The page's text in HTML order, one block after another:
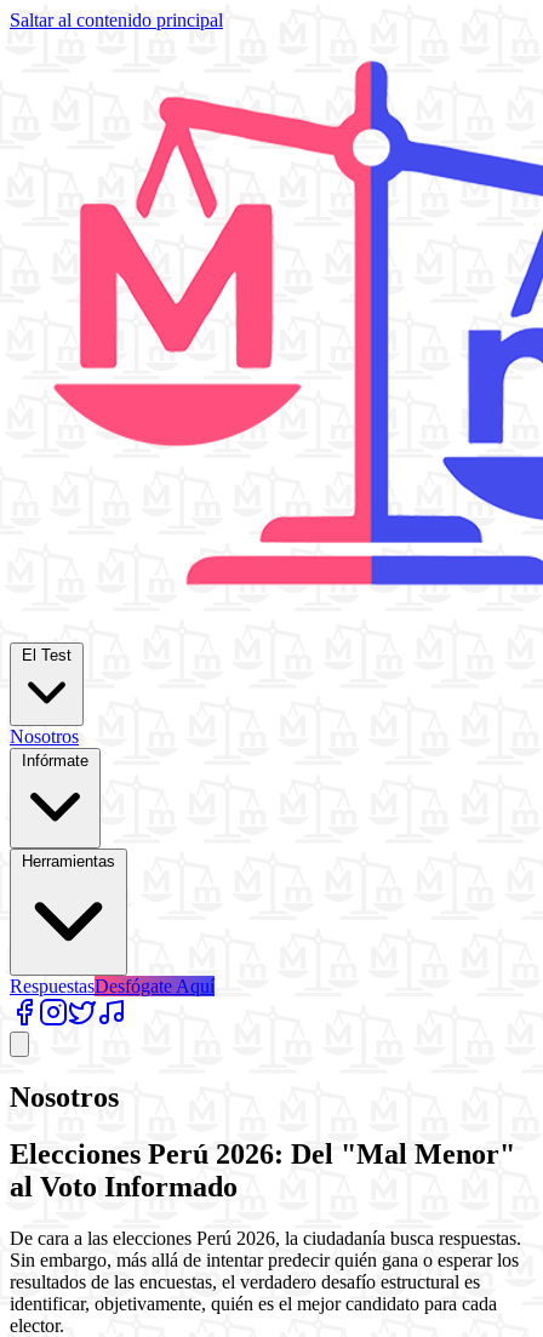
Saltar al contenido principal
Nosotros
RespuestasDesfógate Aquí
Nosotros
Elecciones Perú 2026: Del "Mal Menor"
al Voto Informado
De cara a las elecciones Perú 2026, la ciudadanía busca respuestas.
Sin embargo, más allá de intentar predecir quién gana o esperar los
resultados de las encuestas, el verdadero desafío estructural es
identificar, objetivamente, quién es el mejor candidato para cada
elector.